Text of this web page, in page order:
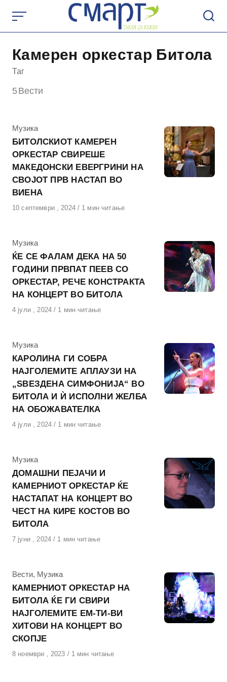
content
Камерен оркестар Битола
Таг
5Вести
КАтегорија
Музика
БИТОЛСКИОТ КАМЕРЕН
ОРКЕСТАР СВИРЕШЕ
МАКЕДОНСКИ ЕВЕРГРИНИ НА
СВОЈОТ ПРВ НАСТАП ВО
ВИЕНА
Објавено
10 септември , 2024 1 мин читање
КАтегорија
Музика
ЌЕ СЕ ФАЛАМ ДЕКА НА 50
ГОДИНИ ПРВПАТ ПЕЕВ СО
ОРКЕСТАР, РЕЧЕ КОНСТРАКТА
НА КОНЦЕРТ ВО БИТОЛА
Објавено
4 јули , 2024 1 мин читање
КАтегорија
Музика
КАРОЛИНА ГИ СОБРА
НАЈГОЛЕМИТЕ АПЛАУЗИ НА
„ЅВЕЗДЕНА СИМФОНИЈА“ ВО
БИТОЛА И Ѝ ИСПОЛНИ ЖЕЛБА
НА ОБОЖАВАТЕЛКА
Објавено
4 јули , 2024 1 мин читање
КАтегорија
Музика
ДОМАШНИ ПЕЈАЧИ И
КАМЕРНИОТ ОРКЕСТАР ЌЕ
НАСТАПАТ НА КОНЦЕРТ ВО
ЧЕСТ НА КИРЕ КОСТОВ ВО
БИТОЛА
Објавено
7 јуни , 2024 1 мин читање
КАтегорија
Вести, Музика
КАМЕРНИОТ ОРКЕСТАР НА
БИТОЛА ЌЕ ГИ СВИРИ
НАЈГОЛЕМИТЕ ЕМ-ТИ-ВИ
ХИТОВИ НА КОНЦЕРТ ВО
СКОПЈЕ
Објавено
8 ноември , 2023 1 мин читање